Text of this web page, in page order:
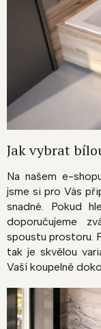
Jak vybrat
Na našem e-
jsme si pro Vás
snadné. Pokud
doporučujeme
spoustu prostoru.
tak je skvělou
Vaší koupelně